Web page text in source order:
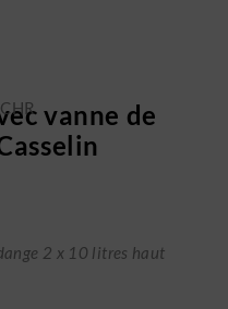
vanne de
2 x 10 litres haut